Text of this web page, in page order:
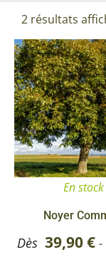
2 résultats
En stock
Noyer
Dès 39,90€ -